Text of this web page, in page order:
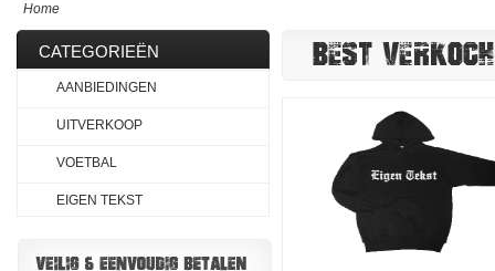
Home
BEST
CATEGORIEËN
AANBIEDINGEN
UITVERKOOP
VOETBAL
EIGEN TEKST